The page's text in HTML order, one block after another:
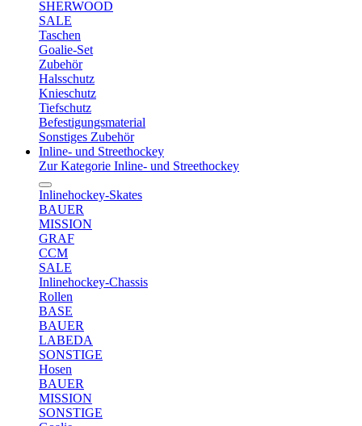
SHERWOOD
SALE
Taschen
Goalie-Set
Zubehör
Halsschutz
Knieschutz
Tiefschutz
Befestigungsmaterial
Sonstiges Zubehör
Inline- und Streethockey
Zur Kategorie Inline- und Streethockey
Inlinehockey-Skates
BAUER
MISSION
GRAF
CCM
SALE
Inlinehockey-Chassis
Rollen
BASE
BAUER
LABEDA
SONSTIGE
Hosen
BAUER
MISSION
SONSTIGE